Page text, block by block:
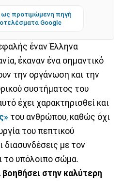
προτιμώμενη πηγή
Google
έναν Έλληνα
έκαναν ένα σημαντικό
την οργάνωση και την
συστήματος του
έχει χαρακτηρισθεί και
του ανθρώπου, καθώς όχι
του πεπτικού
διασυνδέσεις με τον
το υπόλοιπο σώμα.
στην καλύτερη